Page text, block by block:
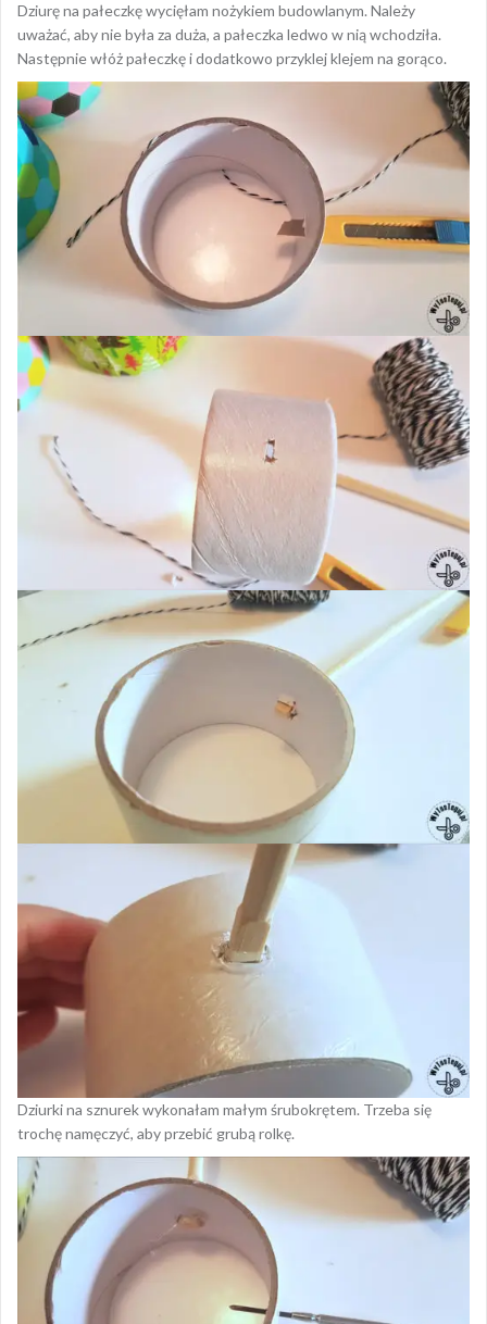
Dziurę na pałeczkę wycięłam nożykiem budowlanym. Należy
uważać, aby nie była za duża, a pałeczka ledwo w nią wchodziła.
Następnie włóż pałeczkę i dodatkowo przyklej klejem na gorąco.
Dziurki na sznurek wykonałam małym śrubokrętem. Trzeba się
trochę namęczyć, aby przebić grubą rolkę.